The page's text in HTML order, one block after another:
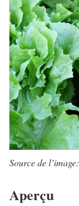
Source de l’image:
Aperçu